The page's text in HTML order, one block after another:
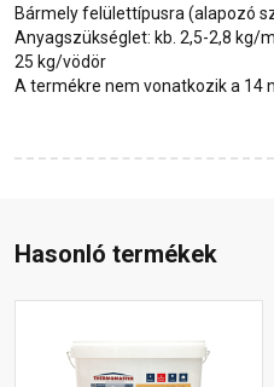
Bármely felülettípusra (alapozó
Anyagszükséglet: kb. 2,5-2,8 kg/
25 kg/vödör
A termékre nem vonatkozik a 14
Hasonló termékek